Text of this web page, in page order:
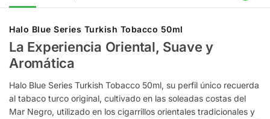
Halo Blue Series Turkish Tobacco 50ml
La Experiencia Oriental, Suave y
Aromática
Halo Blue Series Turkish Tobacco 50ml, su perfil único recuerda
al tabaco turco original, cultivado en las soleadas costas del
Mar Negro, utilizado en los cigarrillos orientales tradicionales y